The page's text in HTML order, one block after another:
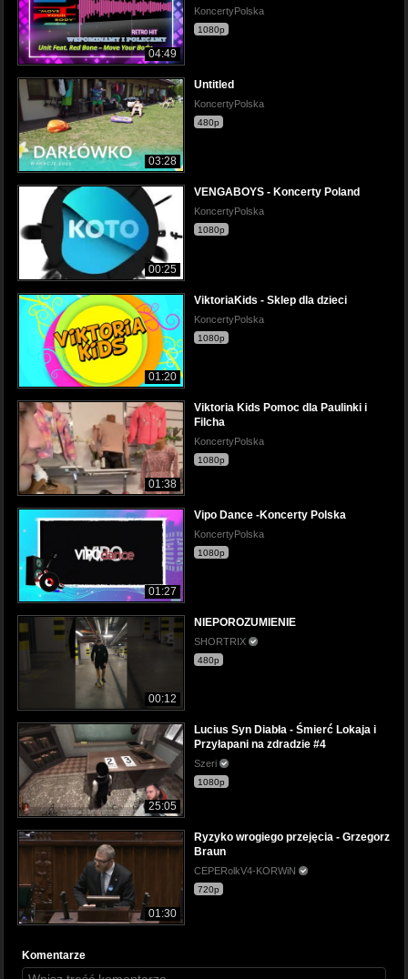
04:49
KoncertyPolska
1080p
03:28
Untitled
KoncertyPolska
480p
00:25
VENGABOYS - Koncerty Poland
KoncertyPolska
1080p
01:20
ViktoriaKids - Sklep dla dzieci
KoncertyPolska
1080p
01:38
Viktoria Kids Pomoc dla Paulinki i
Filcha
KoncertyPolska
1080p
01:27
Vipo Dance -Koncerty Polska
KoncertyPolska
1080p
00:12
NIEPOROZUMIENIE
SHORTRIX
480p
25:05
Lucius Syn Diabła - Śmierć Lokaja i
Przyłapani na zdradzie #4
Szeri
1080p
01:30
Ryzyko wrogiego przejęcia - Grzegorz
Braun
CEPERolkV4-KORWiN
720p
Komentarze